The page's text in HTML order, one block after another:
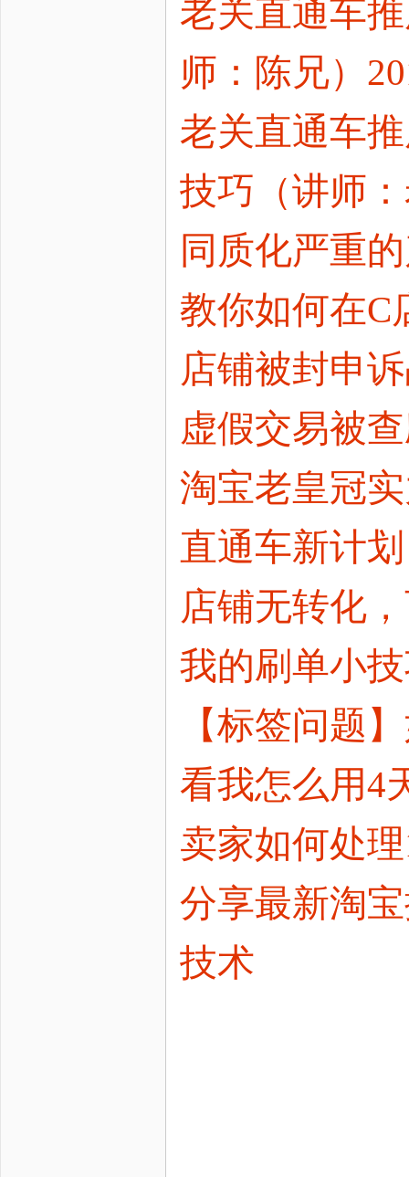
老关直通车
师：陈兄）
老关直通车
技巧（讲师
同质化严重
教你如何在C
店铺被封申
虚假交易被
淘宝老皇冠
直通车新计
店铺无转化
我的刷单小
【标签问题
看我怎么用4
卖家如何处
分享最新淘
技术